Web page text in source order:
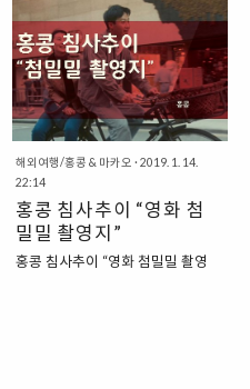
라는 표현으로 사용되기도 하는데
요. 이는 상대방이 겁이 많은 겁쟁이
라는 것을 강조하는 표현이라고 할
..
회와 6회에서 소개된 “장소”를 보다
자세히 살펴보는 글입니다. 배틀트
립 5회와 6회에서는 홍석천 씨와 봉
만대 감독이 “홍콩” 여행을 다녀오
는 장면이 그려졌습니다. 이들은, 홍
콩 영화의 배경이 된 장소를 방문해
서 영화와 유사한 영상을 촬영했었
는데요. 침사추이에서 길을 지나다
가 영화 “타락천사”의 배경이 되는
맥도날드를 발견하게 됩니다. “영화
타락천사의 배경이 되었던 침사추
이의 맥도날드” 그렇다면, 이들이
이렇게 발견했던, “타락천사”의 배
해외여행/홍콩 & 마카오 · 2019. 1. 14.
22:14
홍콩 침사추이 “영화 첨
밀밀 촬영지”
홍콩 침사추이 “영화 첨밀밀 촬영